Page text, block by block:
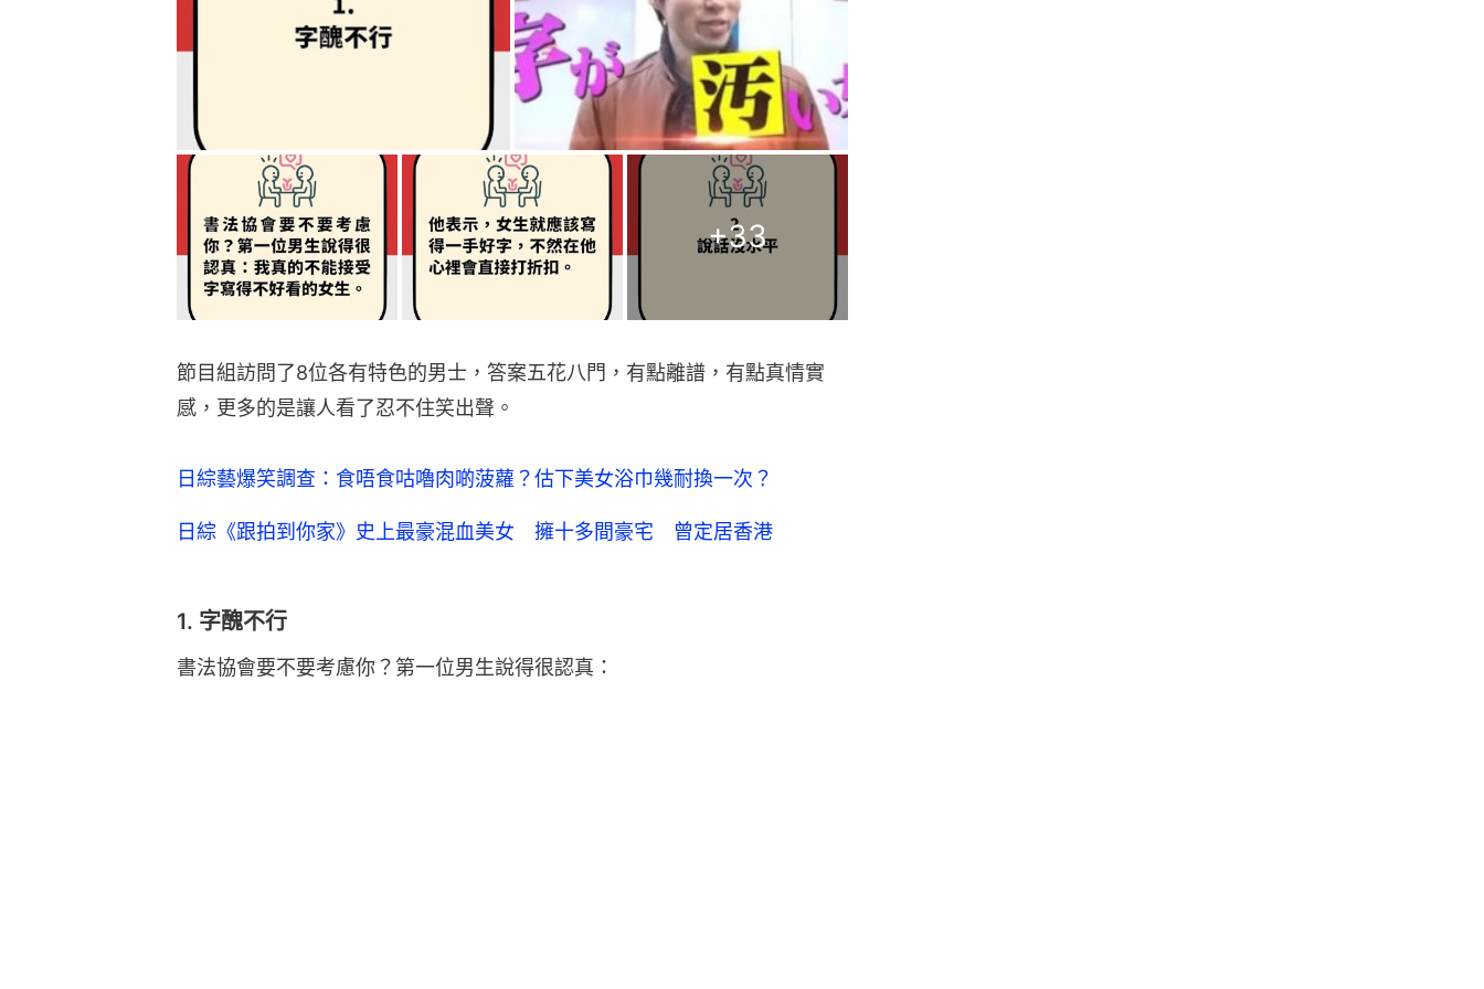
+33
節目組訪問了8位各有特色的男士，答案五花八門，有點離譜，有點真情實
感，更多的是讓人看了忍不住笑出聲。
日綜藝爆笑調查：食唔食咕嚕肉啲菠蘿？估下美女浴巾幾耐換一次？
日綜《跟拍到你家》史上最豪混血美女 擁十多間豪宅 曾定居香港
1. 字醜不行
書法協會要不要考慮你？第一位男生說得很認真：